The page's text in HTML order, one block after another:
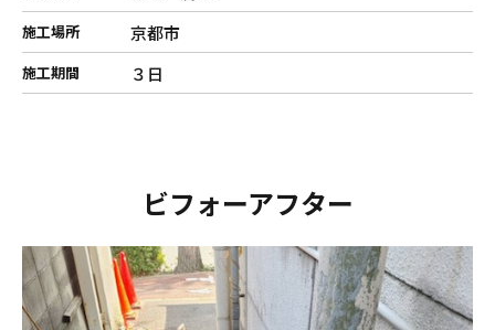
施工場所 京都市
施工期間 ３日
ビフォーアフター